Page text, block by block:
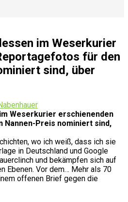
im Weserkurier
für den
sind, über
Weserkurier erschienenden
Preis nominiert sind,
wo ich weiß, dass ich sie
in Deutschland und Google
und bekämpfen sich auf
Ebenen. Vor dem… Mehr als 70
offenen Brief gegen die